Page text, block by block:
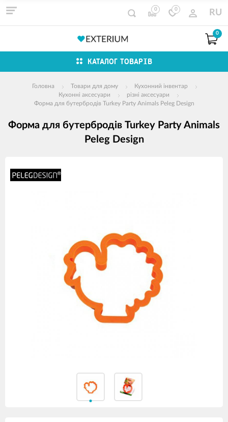
0 0 RU
0
КАТАЛОГ ТОВАРІВ
Головна Товари для дому
Кухонний інвентар
Кухонні аксесуари
різні аксесуари
Форма для бутербродів Turkey Party Animals Peleg Design
Форма для бутербродів Turkey Party Animals
Peleg Design
продуктів